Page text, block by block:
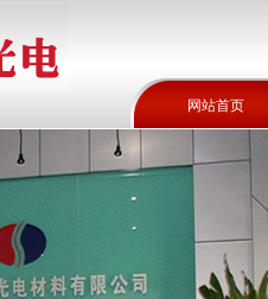
网站首页